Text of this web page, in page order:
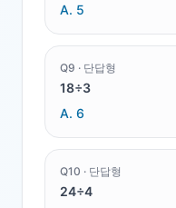
A. 5
Q9 · 단답형
18÷3
A. 6
Q10 · 단답형
24÷4